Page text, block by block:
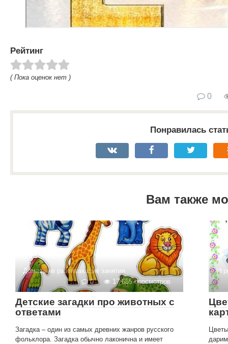
Рейтинг
( Пока оценок нет )
0
Понравилась
Вам также
Домашние развивающие занятия
0
17 655 просмотров
Детские загадки про животных с
ответами
Загадка – один из самых древних жанров русского
фольклора. Загадка обычно лаконична и имеет